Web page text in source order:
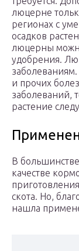
люцерне
регионах с
осадков
люцерны
удобрения.
заболеваниям.
и прочих
заболеваний,
растение
В
качестве
скота. Но,
нашла